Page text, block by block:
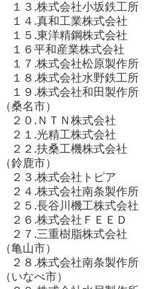
１３.株式会社小坂鉄工所
１４.真和工業株式会社
１５.東洋精鋼株式会社
１６平和産業株式会社
１７.株式会社松原製作所
１８.株式会社水野鉄工所
１９.株式会社和田製作所
（桑名市）
２０.ＮＴＮ株式会社
２１.光精工株式会社
２２.扶桑工機株式会社
（鈴鹿市）
２３.株式会社トピア
２４.株式会社南条製作所
２５.長谷川機工株式会社
２６.株式会社ＦＥＥＤ
２７.三重樹脂株式会社
（亀山市）
２８.株式会社南条製作所
（いなべ市）